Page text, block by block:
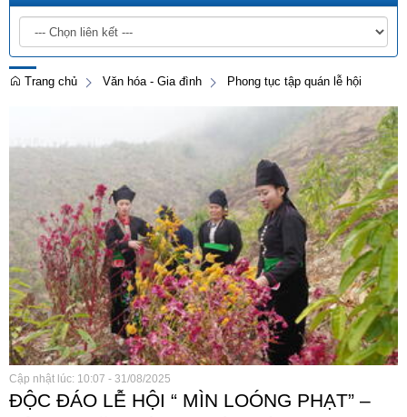
Trang chủ Văn hóa - Gia đình Phong tục tập quán lễ hội
Cập nhật lúc: 10:07 - 31/08/2025
ĐỘC ĐÁO LỄ HỘI “ MÌN LOÓNG PHẠT” –